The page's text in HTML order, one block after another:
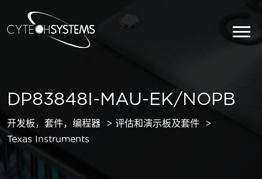
DP83848I-MAU-EK/NOPB
开发板，套件，编程器
评估和演示板及套件
Texas Instruments